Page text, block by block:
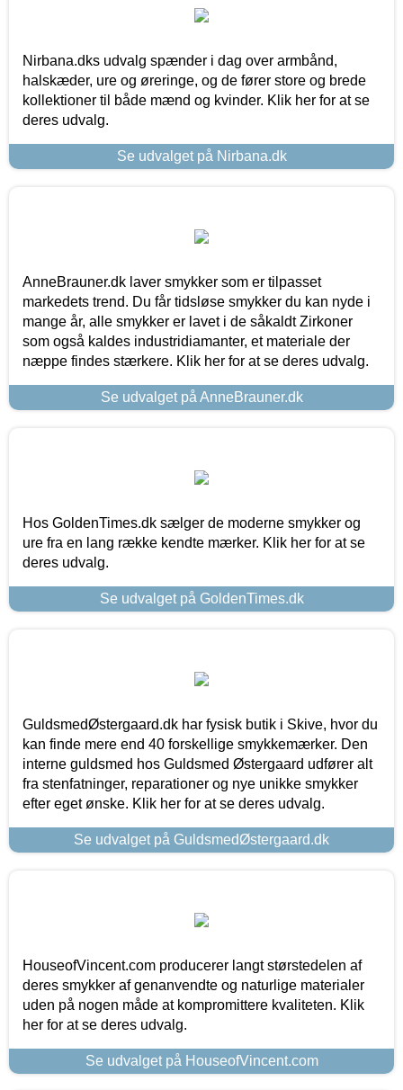
Nirbana.dks udvalg spænder i dag over armbånd,
halskæder, ure og øreringe, og de fører store og brede
kollektioner til både mænd og kvinder. Klik her for at se
deres udvalg.
Se udvalget på Nirbana.dk
AnneBrauner.dk laver smykker som er tilpasset
markedets trend. Du får tidsløse smykker du kan nyde i
mange år, alle smykker er lavet i de såkaldt Zirkoner
som også kaldes industridiamanter, et materiale der
næppe findes stærkere. Klik her for at se deres udvalg.
Se udvalget på AnneBrauner.dk
Hos GoldenTimes.dk sælger de moderne smykker og
ure fra en lang række kendte mærker. Klik her for at se
deres udvalg.
Se udvalget på GoldenTimes.dk
GuldsmedØstergaard.dk har fysisk butik i Skive, hvor du
kan finde mere end 40 forskellige smykkemærker. Den
interne guldsmed hos Guldsmed Østergaard udfører alt
fra stenfatninger, reparationer og nye unikke smykker
efter eget ønske. Klik her for at se deres udvalg.
Se udvalget på GuldsmedØstergaard.dk
HouseofVincent.com producerer langt størstedelen af
deres smykker af genanvendte og naturlige materialer
uden på nogen måde at kompromittere kvaliteten. Klik
her for at se deres udvalg.
Se udvalget på HouseofVincent.com